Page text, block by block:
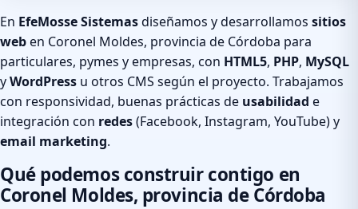
En EfeMosse Sistemasdiseñamos y desarrollamos sitios
weben Coronel Moldes, provincia de Córdoba para
particulares, pymes y empresas, con HTML5, PHP, MySQL
yWordPress u otros CMS según el proyecto. Trabajamos
con responsividad, buenas prácticas de usabilidad e
integración con redes(Facebook, Instagram, YouTube) y
email marketing.
Qué podemos construir contigo en
Coronel Moldes, provincia de Córdoba